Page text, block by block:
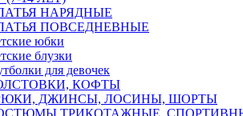
НАРЯДНЫЕ
ПОВСЕДНЕВНЫЕ
юбки
блузки
для девочек
КОФТЫ
ДЖИНСЫ, ЛОСИНЫ, ШОРТЫ
ТРИКОТАЖНЫЕ,